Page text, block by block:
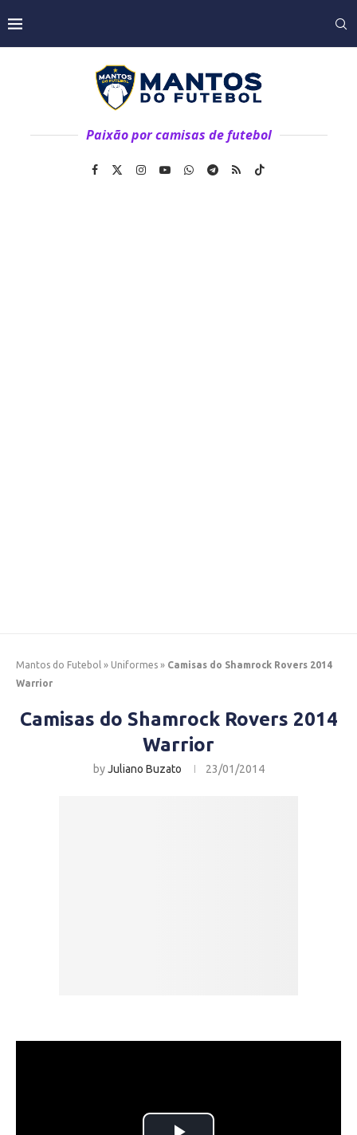
Paixão por camisas de futebol
Mantos do Futebol » Uniformes » Camisas do Shamrock Rovers 2014
Warrior
Camisas do Shamrock Rovers 2014
Warrior
byJuliano Buzato 23/01/2014